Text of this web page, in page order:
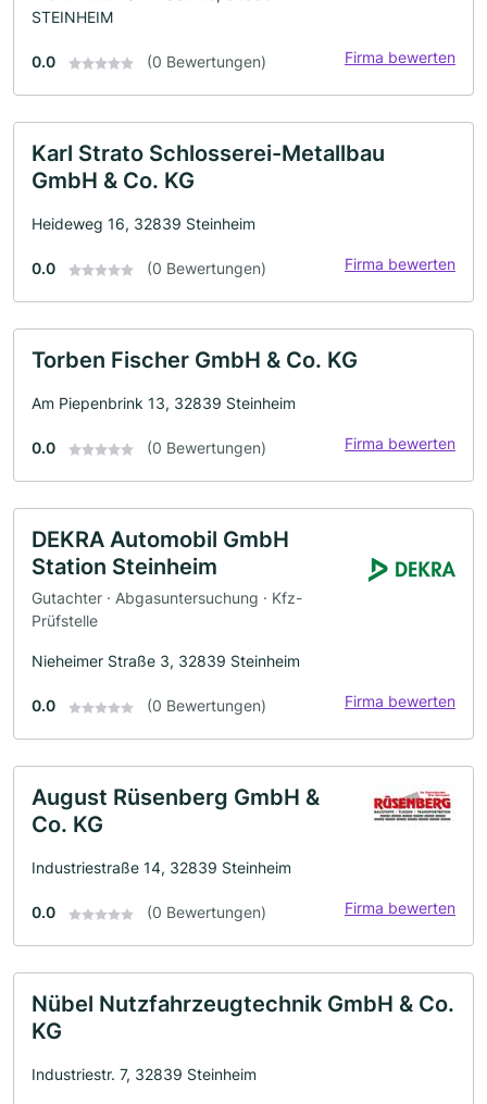
STEINHEIM
0.0 (0 Bewertungen) Firma bewerten
Karl Strato Schlosserei-Metallbau
GmbH & Co. KG
Heideweg 16, 32839 Steinheim
0.0 (0 Bewertungen) Firma bewerten
Torben Fischer GmbH & Co. KG
Am Piepenbrink 13, 32839 Steinheim
0.0 (0 Bewertungen) Firma bewerten
DEKRA Automobil GmbH
Station Steinheim
Gutachter · Abgasuntersuchung · Kfz-
Prüfstelle
Nieheimer Straße 3, 32839 Steinheim
0.0 (0 Bewertungen) Firma bewerten
August Rüsenberg GmbH &
Co. KG
Industriestraße 14, 32839 Steinheim
0.0 (0 Bewertungen) Firma bewerten
Nübel Nutzfahrzeugtechnik GmbH & Co.
KG
Industriestr. 7, 32839 Steinheim